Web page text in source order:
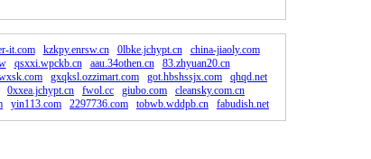
it.com kzkpy.enrsw.cn 0lbke.jchypt.cn
china-jiaoly.com
qsxxi.wpckb.cn aau.34othen.cn
83.zhyuan20.cn
gxqksl.ozzimart.com got.hbshssjx.com
qhqd.net
0xxea.jchypt.cn fwol.cc giubo.com
cleansky.com.cn
yin113.com 2297736.com tobwb.wddpb.cn fabudish.net